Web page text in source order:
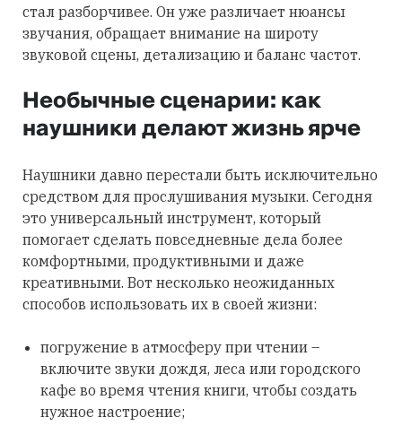
стал разборчивее. Он уже различает нюансы
звучания, обращает внимание на широту
звуковой сцены, детализацию и баланс частот.
Необычные сценарии: как
наушники делают жизнь ярче
Наушники давно перестали быть исключительно
средством для прослушивания музыки. Сегодня
это универсальный инструмент, который
помогает сделать повседневные дела более
комфортными, продуктивными и даже
креативными. Вот несколько неожиданных
способов использовать их в своей жизни:
погружение в атмосферу при чтении –
включите звуки дождя, леса или городского
кафе во время чтения книги, чтобы создать
нужное настроение;